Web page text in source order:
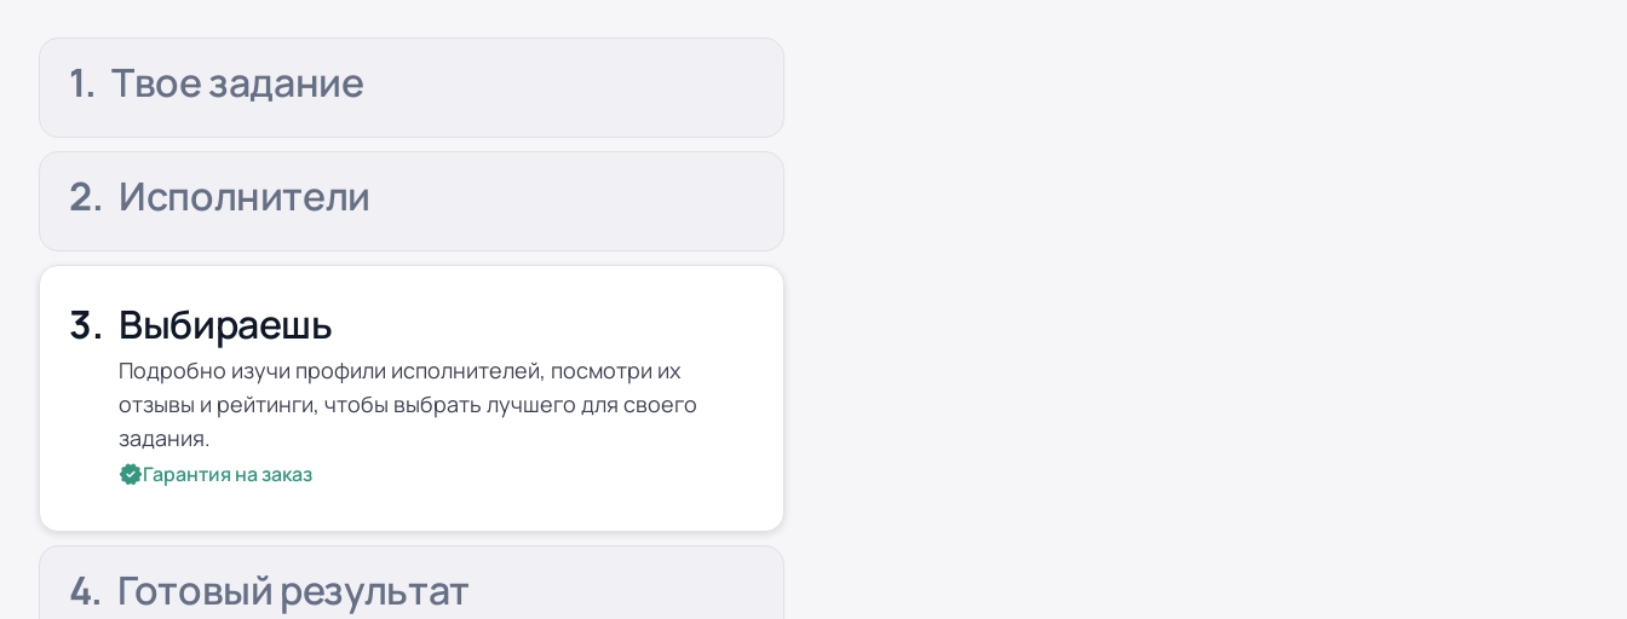
Твое задание
Исполнители
Выбираешь
Подробно изучи профили исполнителей, посмотри их
отзывы и рейтинги, чтобы выбрать лучшего для своего
задания.
Гарантия на заказ
Готовый результат